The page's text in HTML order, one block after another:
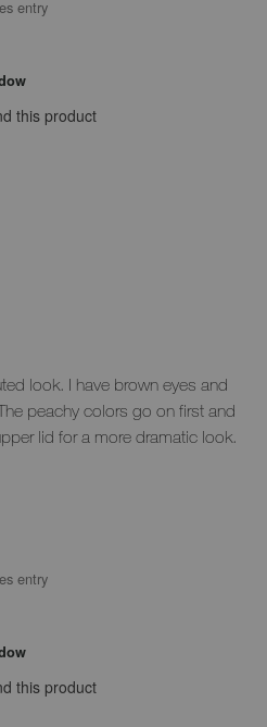
entry
this product
look. I have brown eyes and
peachy colors go on first and
lid for a more dramatic look.
entry
this product